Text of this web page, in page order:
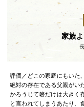
家族
評価／どこの家庭にもいた
絶対の存在である父親がい
かろうじて箸だけは大きく
と言われてしまうあたり、